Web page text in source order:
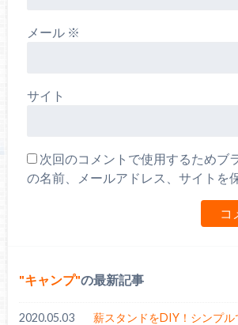
メール ※
サイト
次回のコメントで使用するためブ
の名前、メールアドレス、サイトを
キャンプ の最新記事
2020.05.03
薪スタンドをDIY！シンプ